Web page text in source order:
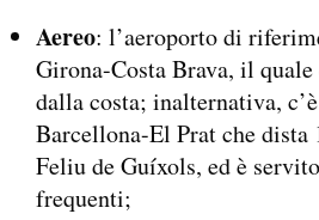
Aereo: l’aeroporto di
Girona-Costa Brava, il
dalla costa; inalternativa,
Barcellona-El Prat che dista
Feliu de Guíxols, ed è
frequenti;